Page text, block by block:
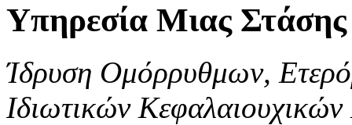
Υπηρεσία Μιας Στάσης
Ίδρυση Ομόρρυθμων,
Ιδιωτικών Κεφαλαιουχικών